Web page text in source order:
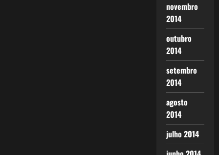
novembro
2014
outubro
2014
setembro
2014
agosto
2014
julho 2014